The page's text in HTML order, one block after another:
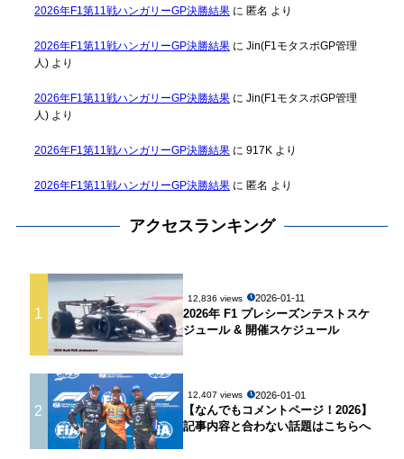
2026年F1第11戦ハンガリーGP決勝結果に 匿名 より
2026年F1第11戦ハンガリーGP決勝結果に Jin(F1モタスポGP管理
人)より
2026年F1第11戦ハンガリーGP決勝結果に Jin(F1モタスポGP管理
人)より
2026年F1第11戦ハンガリーGP決勝結果に 917K より
2026年F1第11戦ハンガリーGP決勝結果に 匿名 より
アクセスランキング
1
12,836 views 2026-01-11
2026年 F1 プレシーズンテストスケ
ジュール & 開催スケジュール
2
12,407 views 2026-01-01
【なんでもコメントページ！2026】
記事内容と合わない話題はこちらへ